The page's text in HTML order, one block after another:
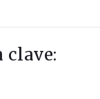
clave: